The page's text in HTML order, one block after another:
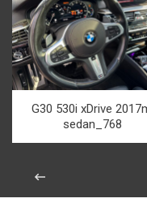
G30 530i xDrive
sedan_768